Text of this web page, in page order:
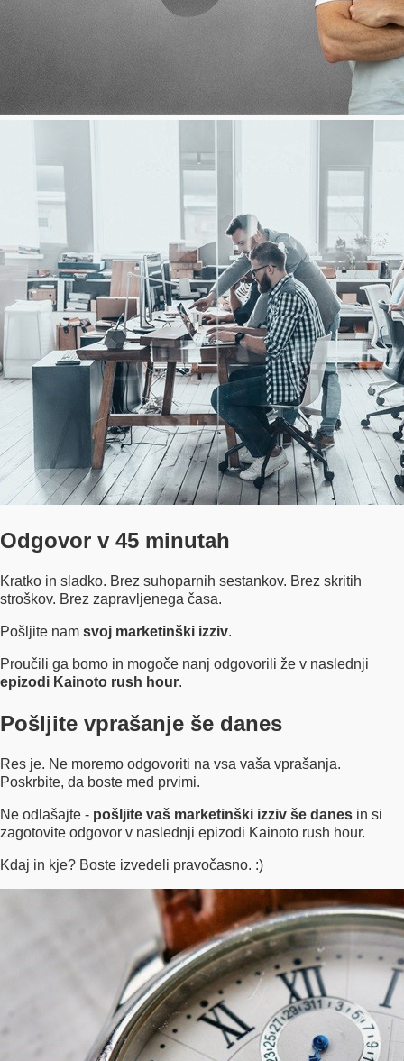
Odgovor v 45 minutah
Kratko in sladko. Brez suhoparnih sestankov. Brez skritih
stroškov. Brez zapravljenega časa.
Pošljite nam svoj marketinški izziv.
Proučili ga bomo in mogoče nanj odgovorili že v naslednji
epizodi Kainoto rush hour.
Pošljite vprašanje še danes
Res je. Ne moremo odgovoriti na vsa vaša vprašanja.
Poskrbite, da boste med prvimi.
Ne odlašajte - pošljite vaš marketinški izziv še danes in si
zagotovite odgovor v naslednji epizodi Kainoto rush hour.
Kdaj in kje? Boste izvedeli pravočasno. :)